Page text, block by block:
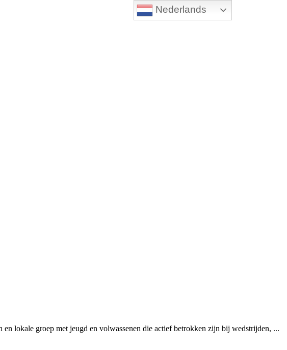
Nederlands
lokale groep met jeugd en volwassenen die actief betrokken zijn bij wedstrijden, ...